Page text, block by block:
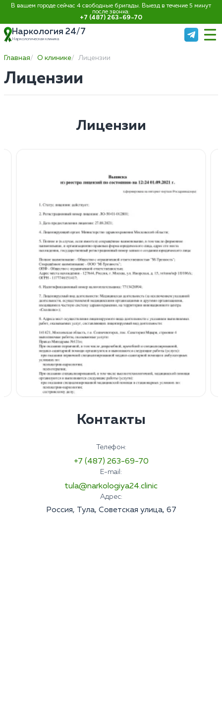
В вашем городе сейчас 4 свободные бригады. Выезд в течение 5 минут
после звонка:
+7 (487) 263-69-70
Наркология 24/7
Наркологическая клиника
Главная О клинике Лицензии
Лицензии
Лицензии
Контакты
Телефон:
+7 (487) 263-69-70
E-mail:
tula@narkologiya24.clinic
Адрес:
Россия, Тула, Советская улица, 67